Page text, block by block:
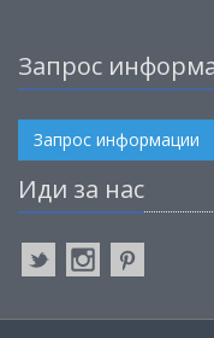
Запрос
Запрос информации
Иди за нас